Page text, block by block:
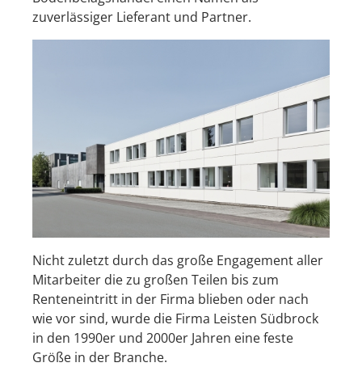
zuverlässiger Lieferant und Partner.
Nicht zuletzt durch das große Engagement aller
Mitarbeiter die zu großen Teilen bis zum
Renteneintritt in der Firma blieben oder nach
wie vor sind, wurde die Firma Leisten Südbrock
in den 1990er und 2000er Jahren eine feste
Größe in der Branche.